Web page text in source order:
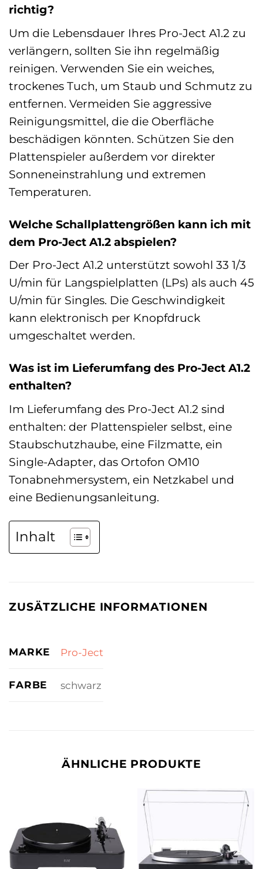
richtig?
Um die Lebensdauer Ihres Pro-Ject A1.2 zu
verlängern, sollten Sie ihn regelmäßig
reinigen. Verwenden Sie ein weiches,
trockenes Tuch, um Staub und Schmutz zu
entfernen. Vermeiden Sie aggressive
Reinigungsmittel, die die Oberfläche
beschädigen könnten. Schützen Sie den
Plattenspieler außerdem vor direkter
Sonneneinstrahlung und extremen
Temperaturen.
Welche Schallplattengrößen kann ich mit
dem Pro-Ject A1.2 abspielen?
Der Pro-Ject A1.2 unterstützt sowohl 33 1/3
U/min für Langspielplatten (LPs) als auch 45
U/min für Singles. Die Geschwindigkeit
kann elektronisch per Knopfdruck
umgeschaltet werden.
Was ist im Lieferumfang des Pro-Ject A1.2
enthalten?
Im Lieferumfang des Pro-Ject A1.2 sind
enthalten: der Plattenspieler selbst, eine
Staubschutzhaube, eine Filzmatte, ein
Single-Adapter, das Ortofon OM10
Tonabnehmersystem, ein Netzkabel und
eine Bedienungsanleitung.
Inhalt
ZUSÄTZLICHE INFORMATIONEN
MARKE Pro-Ject
FARBE schwarz
ÄHNLICHE PRODUKTE